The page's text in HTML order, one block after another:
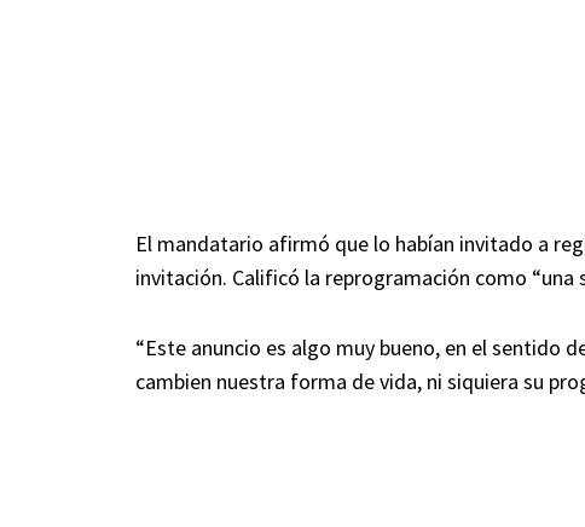
El mandatario afirmó que lo habían invitado a
invitación. Calificó la reprogramación como “una
“Este anuncio es algo muy bueno, en el sentido
cambien nuestra forma de vida, ni siquiera su